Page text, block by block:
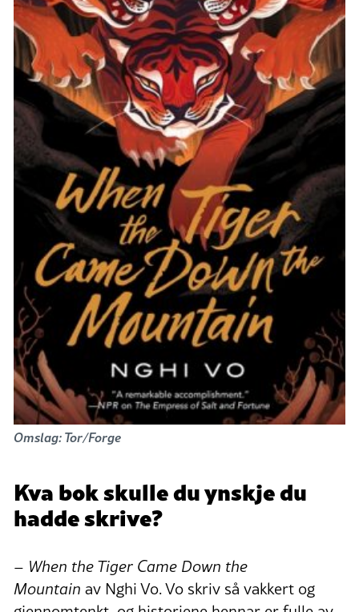
Omslag: Tor/Forge
Kva bok skulle du ynskje du
hadde skrive?
– When the Tiger Came Down the
Mountain av Nghi Vo. Vo skriv så vakkert og